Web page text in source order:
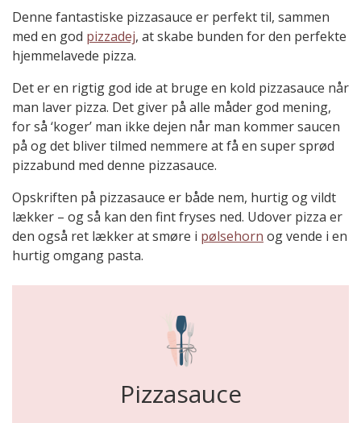
Denne fantastiske pizzasauce er perfekt til, sammen
med en god pizzadej, at skabe bunden for den perfekte
hjemmelavede pizza.
Det er en rigtig god ide at bruge en kold pizzasauce når
man laver pizza. Det giver på alle måder god mening,
for så ‘koger’ man ikke dejen når man kommer saucen
på og det bliver tilmed nemmere at få en super sprød
pizzabund med denne pizzasauce.
Opskriften på pizzasauce er både nem, hurtig og vildt
lækker – og så kan den fint fryses ned. Udover pizza er
den også ret lækker at smøre i pølsehorn og vende i en
hurtig omgang pasta.
Pizzasauce